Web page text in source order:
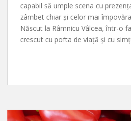
capabil să umple scena cu
zâmbet chiar și celor mai
Născut la Râmnicu Vâlcea, într-o
crescut cu pofta de viață și cu